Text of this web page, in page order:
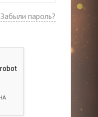
Забыли пароль?